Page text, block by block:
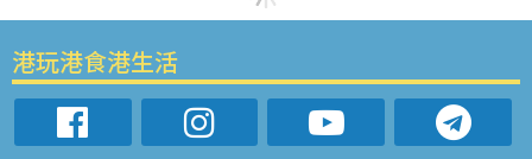
港玩港食港生活